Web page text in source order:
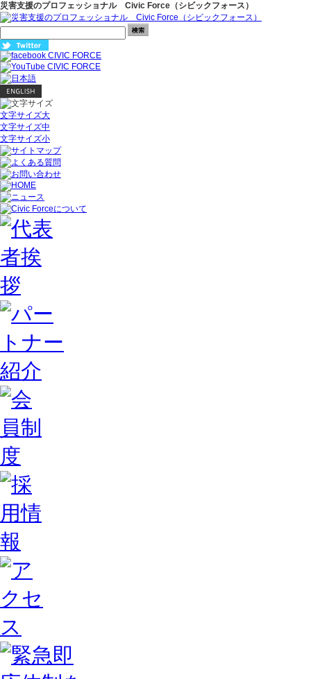
災害支援のプロフェッショナル Civic Force（シビックフォース）
文字サイズ大
文字サイズ中
文字サイズ小